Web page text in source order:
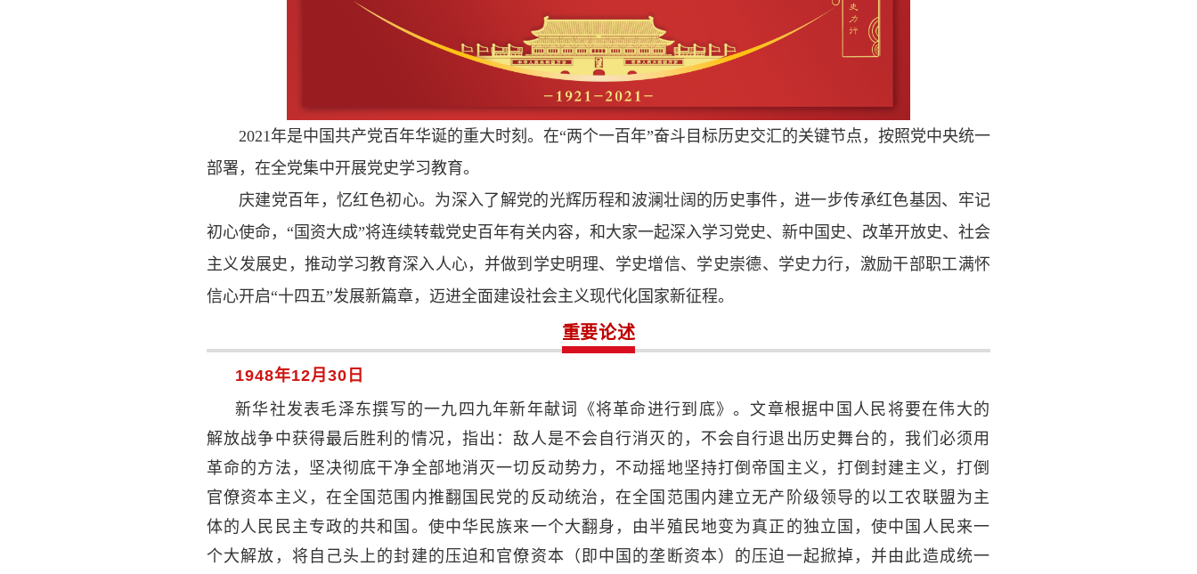
2021年是中国共产党百年华诞的重大时刻。在“两个一百年”奋斗目标历史交汇的关键节点，按照党中央统一
部署，在全党集中开展党史学习教育。
庆建党百年，忆红色初心。为深入了解党的光辉历程和波澜壮阔的历史事件，进一步传承红色基因、牢记
初心使命，“国资大成”将连续转载党史百年有关内容，和大家一起深入学习党史、新中国史、改革开放史、社会
主义发展史，推动学习教育深入人心，并做到学史明理、学史增信、学史崇德、学史力行，激励干部职工满怀
信心开启“十四五”发展新篇章，迈进全面建设社会主义现代化国家新征程。
重要论述
1948年12月30日
新华社发表毛泽东撰写的一九四九年新年献词《将革命进行到底》。文章根据中国人民将要在伟大的
解放战争中获得最后胜利的情况，指出：敌人是不会自行消灭的，不会自行退出历史舞台的，我们必须用
革命的方法，坚决彻底干净全部地消灭一切反动势力，不动摇地坚持打倒帝国主义，打倒封建主义，打倒
官僚资本主义，在全国范围内推翻国民党的反动统治，在全国范围内建立无产阶级领导的以工农联盟为主
体的人民民主专政的共和国。使中华民族来一个大翻身，由半殖民地变为真正的独立国，使中国人民来一
个大解放，将自己头上的封建的压迫和官僚资本（即中国的垄断资本）的压迫一起掀掉，并由此造成统一